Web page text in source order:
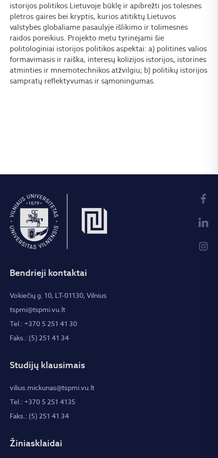
istorijos politikos Lietuvoje būklę ir apibrėžti jos tolesnės
plėtros gaires bei kryptis, kurios atitiktų Lietuvos
valstybės globaliame pasaulyje išlikimo ir tolimesnės
raidos poreikius. Projekto metu tyrinėjami šie
politologiniai istorijos politikos aspektai: a) politinės valios
formavimasis ir raiška, interesų kolizijos istorijos, istorinės
atminties ir mnemotechnikos atžvilgiu; b) politikų istorijos
sampratų reflektyvumas ir sąmoningumas.
Bendrieji kontaktai
Vokiečių g. 10, LT-01130, Vilnius
tspmi@tspmi.vu.lt
Tel.: +370 5 251 41 30
Faks.: (5) 251 41 34
Studijų klausimais
vilius.mickunas@tspmi.vu.lt
Tel.: +370 5 251 4135
Faks.: (5) 251 41 34
Žiniasklaidai